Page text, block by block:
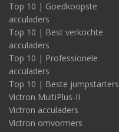
Top 10 | Goedkoopste
acculaders
Top 10 | Best verkochte
acculaders
Top 10 | Professionele
acculaders
Top 10 | Beste jumpstarters
Victron MultiPlus-II
Victron acculaders
Victron omvormers